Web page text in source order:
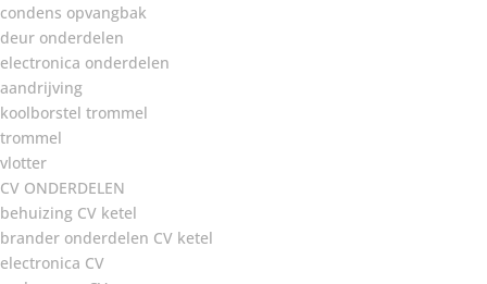
condens opvangbak
deur onderdelen
electronica onderdelen
aandrijving
koolborstel trommel
trommel
vlotter
CV ONDERDELEN
behuizing CV ketel
brander onderdelen CV ketel
electronica CV